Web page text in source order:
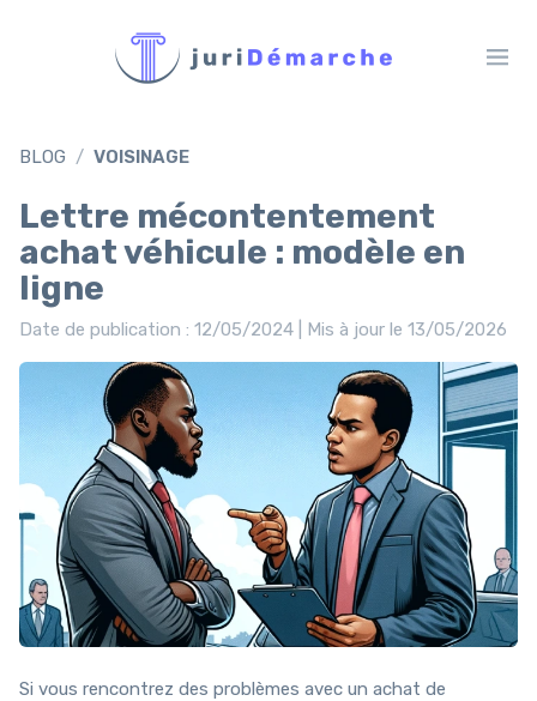
BLOG VOISINAGE
Lettre mécontentement
achat véhicule : modèle en
ligne
Date de publication : 12/05/2024 | Mis à jour le 13/05/2026
Si vous rencontrez des problèmes avec un achat de